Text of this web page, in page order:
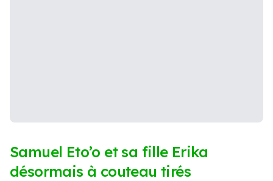
Samuel Eto’o et sa fille Erika
désormais à couteau tirés